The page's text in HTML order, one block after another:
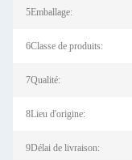
5Emballage:
6Classe de produits:
7Qualité:
8Lieu d'origine:
9Délai de livraison: